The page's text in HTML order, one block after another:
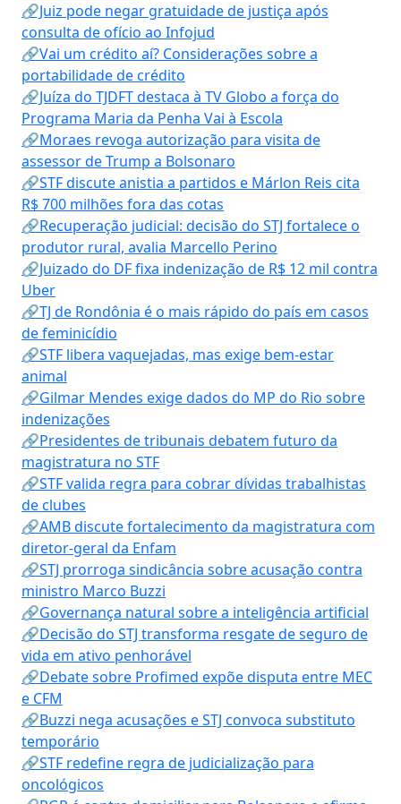
🔗Juiz pode negar gratuidade de justiça após
consulta de ofício ao Infojud
🔗Vai um crédito aí? Considerações sobre a
portabilidade de crédito
🔗Juíza do TJDFT destaca à TV Globo a força do
Programa Maria da Penha Vai à Escola
🔗Moraes revoga autorização para visita de
assessor de Trump a Bolsonaro
🔗STF discute anistia a partidos e Márlon Reis cita
R$ 700 milhões fora das cotas
🔗Recuperação judicial: decisão do STJ fortalece o
produtor rural, avalia Marcello Perino
🔗Juizado do DF fixa indenização de R$ 12 mil contra
Uber
🔗TJ de Rondônia é o mais rápido do país em casos
de feminicídio
🔗STF libera vaquejadas, mas exige bem-estar
animal
🔗Gilmar Mendes exige dados do MP do Rio sobre
indenizações
🔗Presidentes de tribunais debatem futuro da
magistratura no STF
🔗STF valida regra para cobrar dívidas trabalhistas
de clubes
🔗AMB discute fortalecimento da magistratura com
diretor-geral da Enfam
🔗STJ prorroga sindicância sobre acusação contra
ministro Marco Buzzi
🔗Governança natural sobre a inteligência artificial
🔗Decisão do STJ transforma resgate de seguro de
vida em ativo penhorável
🔗Debate sobre Profimed expõe disputa entre MEC
e CFM
🔗Buzzi nega acusações e STJ convoca substituto
temporário
🔗STF redefine regra de judicialização para
oncológicos